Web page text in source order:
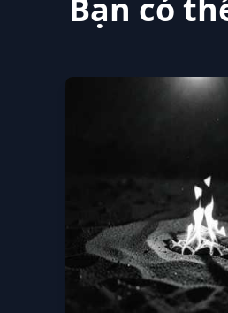
Bạn có